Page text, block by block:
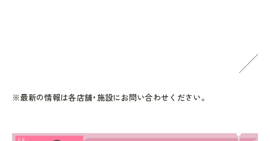
※最新の情報は各店舗・施設にお問い合わせください。